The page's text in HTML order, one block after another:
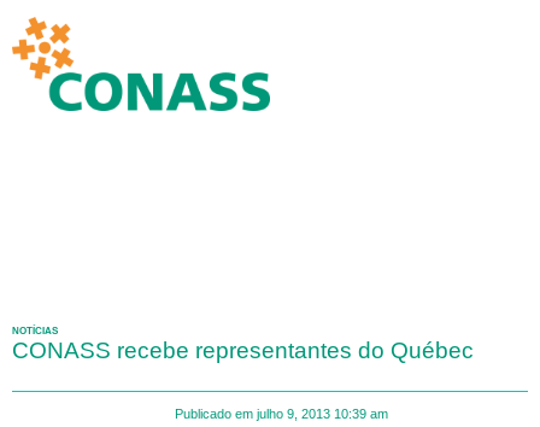
NOTÍCIAS
CONASS recebe representantes do Québec
Publicado em julho 9, 2013 10:39 am